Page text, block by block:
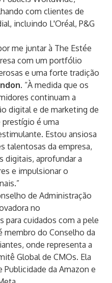
com clientes de
incluindo L'Oréal, P&G
me juntar à The Estée
com um portfólio
e uma forte tradição
. “À medida que os
continuam a
digital e de marketing de
prestígio é uma
Estou ansiosa
talentosas da empresa,
digitais, aprofundar a
e impulsionar o
de Administração
no
cuidados com a pele
membro do Conselho da
onde representa a
Global de CMOs. Ela
da Amazon e